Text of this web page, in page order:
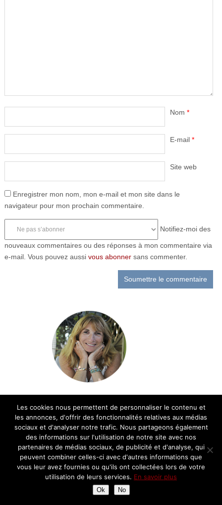
Nom *
E-mail *
Site web
Enregistrer mon nom, mon e-mail et mon site dans le
navigateur pour mon prochain commentaire.
Notifiez-moi des
nouveaux commentaires ou des réponses à mon commentaire via
e-mail. Vous pouvez aussi vous abonnersans commenter.
Retrouvez ici ma passion pour la cuisine et
la gastronomie française: recettes,
découvertes, balades gourmandes et avis
sur les restaurants
Partenariats
Les cookies nous permettent de personnaliser le contenu et
les annonces, d'offrir des fonctionnalités relatives aux médias
sociaux et d'analyser notre trafic. Nous partageons également
des informations sur l'utilisation de notre site avec nos
partenaires de médias sociaux, de publicité et d'analyse, qui
peuvent combiner celles-ci avec d'autres informations que
vous leur avez fournies ou qu'ils ont collectées lors de votre
utilisation de leurs services. En savoir plus
Ok No